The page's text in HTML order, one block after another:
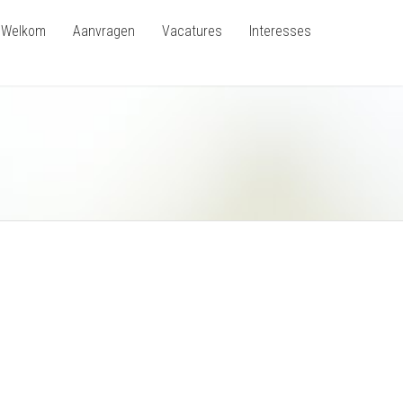
Welkom Aanvragen Vacatures Interesses